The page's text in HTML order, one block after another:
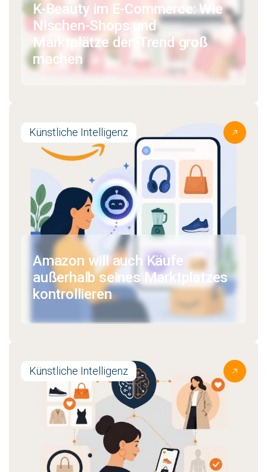
K-Beauty im E-Commerce: Wie
Nischen-Shops und
Marktplätze den Trend groß
machen
Künstliche Intelligenz
Amazon will auch Käufe
außerhalb seines Marktplatzes
kontrollieren
Künstliche Intelligenz